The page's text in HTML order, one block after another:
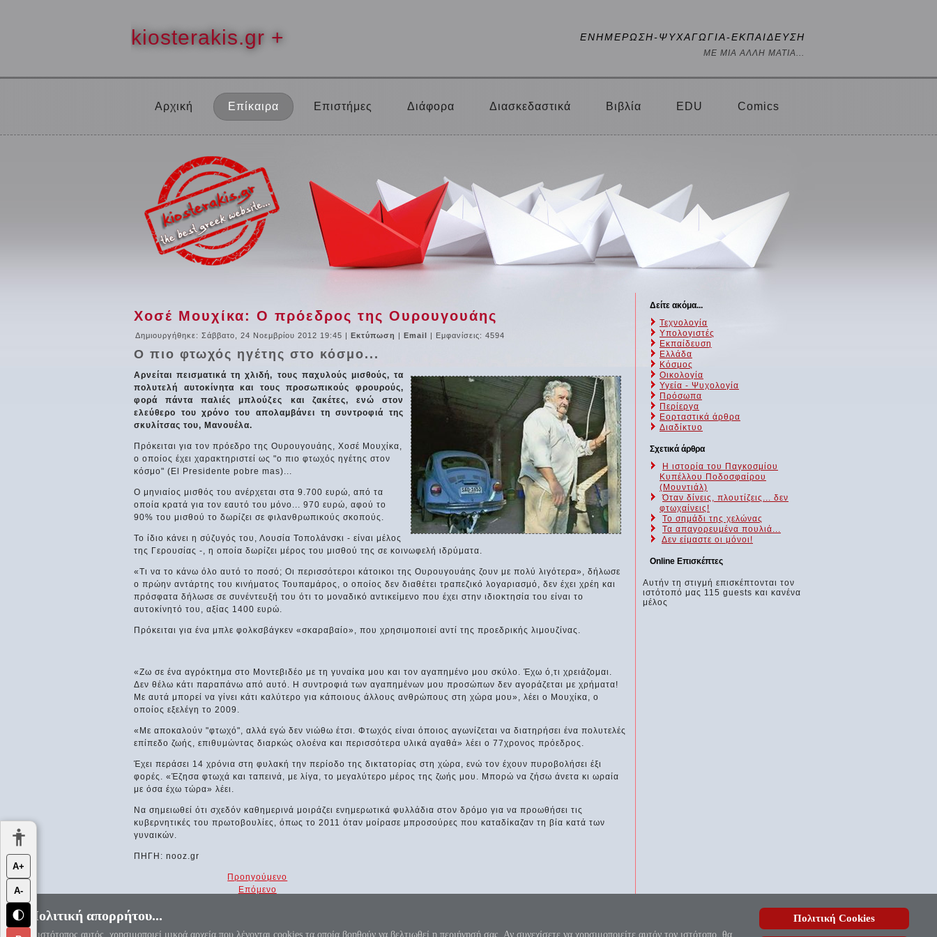
kiosterakis.gr + ΕΝΗΜΕΡΩΣΗ-ΨΥΧΑΓΩΓΙΑ-ΕΚΠΑΙΔΕΥΣΗ
ΜΕ ΜΙΑ ΑΛΛΗ ΜΑΤΙΑ...
Αρχική Επίκαιρα Επιστήμες Διάφορα Διασκεδαστικά Βιβλία EDU Comics
Χοσέ Μουχίκα: Ο πρόεδρος της Ουρουγουάης
Δημιουργήθηκε: Σάββατο, 24 Νοεμβρίου 2012 19:45 | Εκτύπωση | Email | Εμφανίσεις: 4594
Ο πιο φτωχός ηγέτης στο κόσμο...
Αρνείται πεισματικά τη χλιδή, τους παχυλούς μισθούς, τα
πολυτελή αυτοκίνητα και τους προσωπικούς φρουρούς,
φορά πάντα παλιές μπλούζες και ζακέτες, ενώ στον
ελεύθερο του χρόνο του απολαμβάνει τη συντροφιά της
σκυλίτσας του, Μανουέλα.
Πρόκειται για τον πρόεδρο της Ουρουγουάης, Χοσέ Μουχίκα,
ο οποίος έχει χαρακτηριστεί ως "ο πιο φτωχός ηγέτης στον
κόσμο" (El Presidente pobre mas)...
Ο μηνιαίος μισθός του ανέρχεται στα 9.700 ευρώ, από τα
οποία κρατά για τον εαυτό του μόνο... 970 ευρώ, αφού το
90% του μισθού το δωρίζει σε φιλανθρωπικούς σκοπούς.
Το ίδιο κάνει η σύζυγός του, Λουσία Τοπολάνσκι - είναι μέλος
της Γερουσίας -, η οποία δωρίζει μέρος του μισθού της σε κοινωφελή ιδρύματα.
«Τι να το κάνω όλο αυτό το ποσό; Οι περισσότεροι κάτοικοι της Ουρουγουάης ζουν με πολύ λιγότερα», δήλωσε
ο πρώην αντάρτης του κινήματος Τουπαμάρος, ο οποίος δεν διαθέτει τραπεζικό λογαριασμό, δεν έχει χρέη και
πρόσφατα δήλωσε σε συνέντευξή του ότι το μοναδικό αντικείμενο που έχει στην ιδιοκτησία του είναι το
αυτοκίνητό του, αξίας 1400 ευρώ.
Πρόκειται για ένα μπλε φολκσβάγκεν «σκαραβαίο», που χρησιμοποιεί αντί της προεδρικής λιμουζίνας.
«Ζω σε ένα αγρόκτημα στο Μοντεβιδέο με τη γυναίκα μου και τον αγαπημένο μου σκύλο. Έχω ό,τι χρειάζομαι.
Δεν θέλω κάτι παραπάνω από αυτό. Η συντροφιά των αγαπημένων μου προσώπων δεν αγοράζεται με χρήματα!
Με αυτά μπορεί να γίνει κάτι καλύτερο για κάποιους άλλους ανθρώπους στη χώρα μου», λέει ο Μουχίκα, ο
οποίος εξελέγη το 2009.
«Με αποκαλούν "φτωχό", αλλά εγώ δεν νιώθω έτσι. Φτωχός είναι όποιος αγωνίζεται να διατηρήσει ένα πολυτελές
επίπεδο ζωής, επιθυμώντας διαρκώς ολοένα και περισσότερα υλικά αγαθά» λέει ο 77χρονος πρόεδρος.
Έχει περάσει 14 χρόνια στη φυλακή την περίοδο της δικτατορίας στη χώρα, ενώ τον έχουν πυροβολήσει έξι
φορές. «Έζησα φτωχά και ταπεινά, με λίγα, το μεγαλύτερο μέρος της ζωής μου. Μπορώ να ζήσω άνετα κι ωραία
με όσα έχω τώρα» λέει.
Να σημειωθεί ότι σχεδόν καθημερινά μοιράζει ενημερωτικά φυλλάδια στον δρόμο για να προωθήσει τις
κυβερνητικές του πρωτοβουλίες, όπως το 2011 όταν μοίρασε μπροσούρες που καταδίκαζαν τη βία κατά των
γυναικών.
ΠΗΓΗ: nooz.gr
Προηγούμενο
Επόμενο
Δείτε ακόμα...
Τεχνολογία
Υπολογιστές
Εκπαίδευση
Ελλάδα
Κόσμος
Οικολογία
Υγεία - Ψυχολογία
Πρόσωπα
Περίεργα
Εορταστικά άρθρα
Διαδίκτυο
Σχετικά άρθρα
Η ιστορία του Παγκοσμίου
Κυπέλλου Ποδοσφαίρου
(Μουντιάλ)
Όταν δίνεις, πλουτίζεις... δεν
φτωχαίνεις!
Το σημάδι της χελώνας
Τα απαγορευμένα πουλιά...
Δεν είμαστε οι μόνοι!
Online Επισκέπτες
Αυτήν τη στιγμή επισκέπτονται τον
ιστότοπό μας 115 guests και κανένα
μέλος
π=3.1415926535897932384626...
Πολιτική απορρήτου...
Ο ιστότοπος αυτός, χρησιμοποιεί μικρά αρχεία που λέγονται cookies τα οποία βοηθούν να βελτιωθεί η περιήγησή σας. Αν συνεχίσετε να χρησιμοποιείτε αυτόν τον ιστότοπο, θα
Πολιτική Cookies
Α+
Α-
🌓